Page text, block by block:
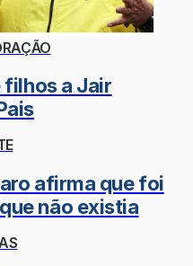
filhos a Jair
afirma que foi
não existia